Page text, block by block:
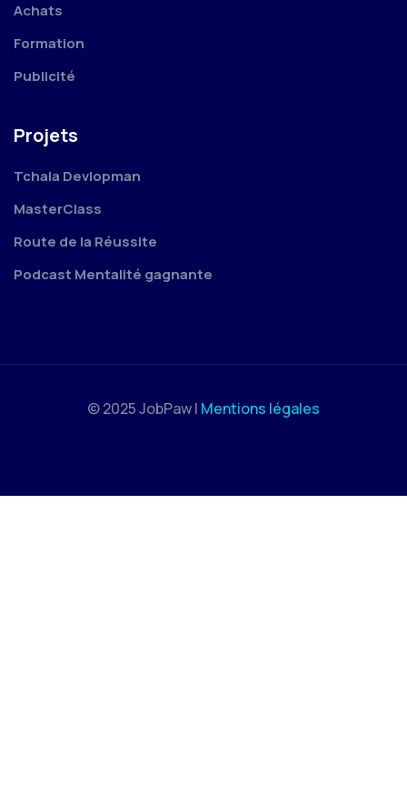
Achats
Formation
Publicité
Projets
Tchala Devlopman
MasterClass
Route de la Réussite
Podcast Mentalité gagnante
© 2025 JobPaw | Mentions légales